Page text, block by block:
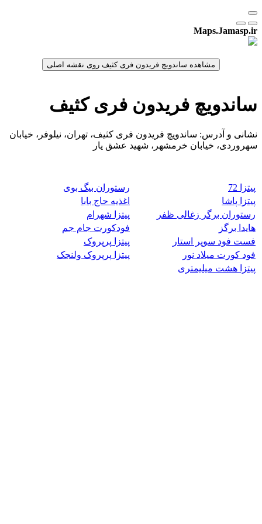
Maps.Jamasp.ir
ساندویچ فریدون فری کثیف
نشانی و آدرس: ساندویچ فریدون فری کثیف، تهران، نیلوفر، خیابان
سهروردی، خیابان خرمشهر، شهید عشق یار
پیتزا 72
رستوران بیگ بوی
پیتزا پاشا
اغذیه حاج بابا
رستوران برگر زغالی ظفر
پیتزا شهرام
هایدا برگز
فودکورت جام جم
فست فود سوپر استار
پیتزا پرپروک
فود کورت میلاد نور
پیتزا پرپروک ولنجک
پیتزا هشت میلیمتری